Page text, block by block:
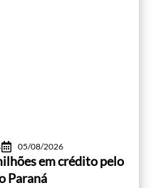
05/08/2026
em crédito pelo
Paraná